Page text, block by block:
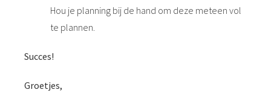
Hou je planning bij de hand om deze meteen vol
te plannen.
Succes!
Groetjes,